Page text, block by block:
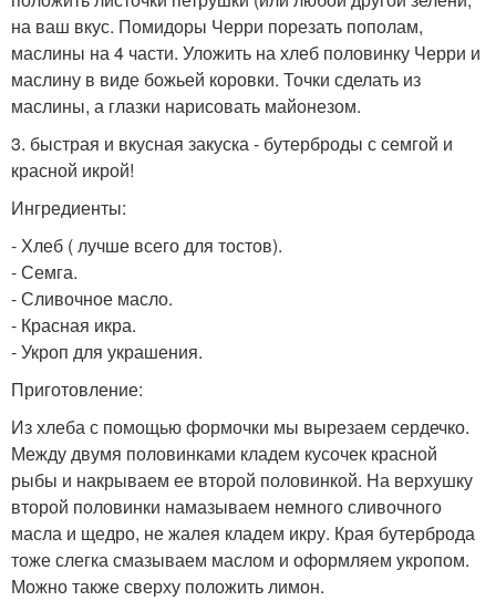
на ваш вкус. Помидоры Черри порезать пополам,
маслины на 4 части. Уложить на хлеб половинку Черри и
маслину в виде божьей коровки. Точки сделать из
маслины, а глазки нарисовать майонезом.
3. быстрая и вкусная закуска - бутерброды с семгой и
красной икрой!
Ингредиенты:
- Хлеб ( лучше всего для тостов).
- Семга.
- Сливочное масло.
- Красная икра.
- Укроп для украшения.
Приготовление:
Из хлеба с помощью формочки мы вырезаем сердечко.
Между двумя половинками кладем кусочек красной
рыбы и накрываем ее второй половинкой. На верхушку
второй половинки намазываем немного сливочного
масла и щедро, не жалея кладем икру. Края бутерброда
тоже слегка смазываем маслом и оформляем укропом.
Можно также сверху положить лимон.